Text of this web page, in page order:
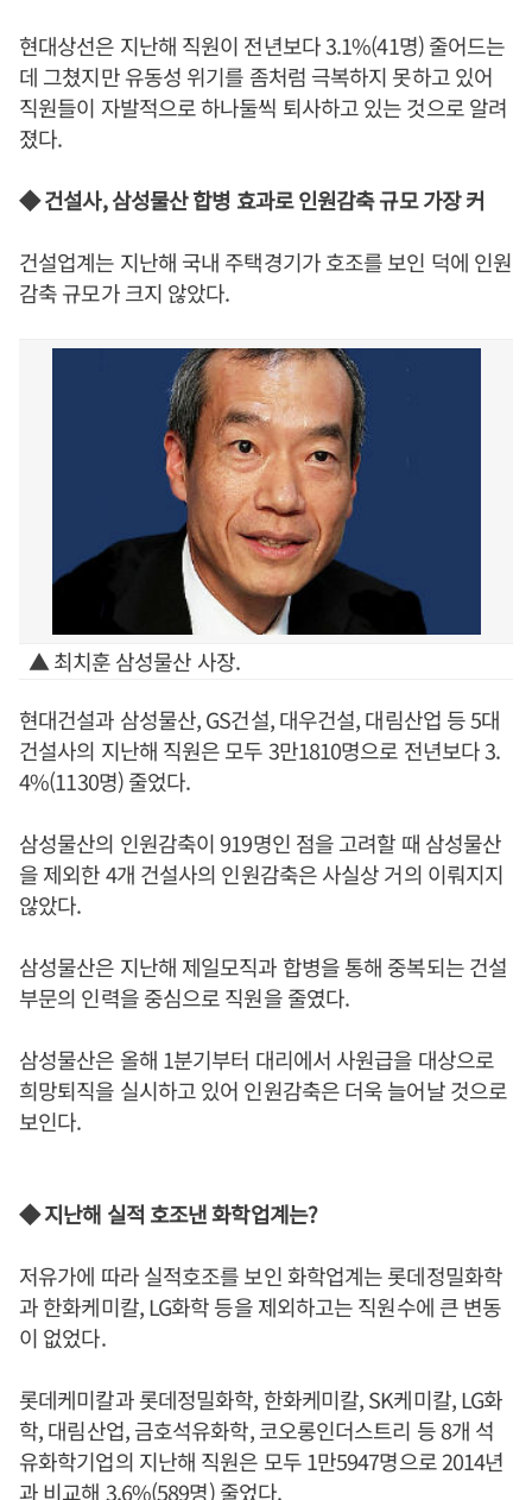
현대상선은 지난해 직원이 전년보다 3.1%(41명) 줄어드는
데 그쳤지만 유동성 위기를 좀처럼 극복하지 못하고 있어
직원들이 자발적으로 하나둘씩 퇴사하고 있는 것으로 알려
졌다.
◆ 건설사, 삼성물산 합병 효과로 인원감축 규모 가장 커
건설업계는 지난해 국내 주택경기가 호조를 보인 덕에 인원
감축 규모가 크지 않았다.
▲ 최치훈 삼성물산 사장.
현대건설과 삼성물산, GS건설, 대우건설, 대림산업 등 5대
건설사의 지난해 직원은 모두 3만1810명으로 전년보다 3.
4%(1130명) 줄었다.
삼성물산의 인원감축이 919명인 점을 고려할 때 삼성물산
을 제외한 4개 건설사의 인원감축은 사실상 거의 이뤄지지
않았다.
삼성물산은 지난해 제일모직과 합병을 통해 중복되는 건설
부문의 인력을 중심으로 직원을 줄였다.
삼성물산은 올해 1분기부터 대리에서 사원급을 대상으로
희망퇴직을 실시하고 있어 인원감축은 더욱 늘어날 것으로
보인다.
◆ 지난해 실적 호조낸 화학업계는?
저유가에 따라 실적호조를 보인 화학업계는 롯데정밀화학
과 한화케미칼, LG화학 등을 제외하고는 직원수에 큰 변동
이 없었다.
롯데케미칼과 롯데정밀화학, 한화케미칼, SK케미칼, LG화
학, 대림산업, 금호석유화학, 코오롱인더스트리 등 8개 석
유화학기업의 지난해 직원은 모두 1만5947명으로 2014년
과 비교해 3.6%(589명) 줄었다.